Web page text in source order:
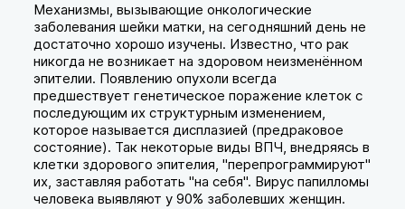
Механизмы, вызывающие онкологические
заболевания шейки матки, на сегодняшний день не
достаточно хорошо изучены. Известно, что рак
никогда не возникает на здоровом неизменённом
эпителии. Появлению опухоли всегда
предшествует генетическое поражение клеток с
последующим их структурным изменением,
которое называется дисплазией (предраковое
состояние). Так некоторые виды ВПЧ, внедряясь в
клетки здорового эпителия, "перепрограммируют"
их, заставляя работать "на себя". Вирус папилломы
человека выявляют у 90% заболевших женщин.